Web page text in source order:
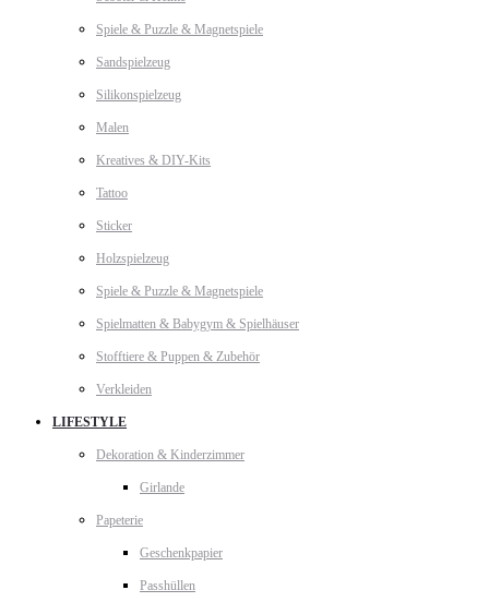
Spiele & Puzzle & Magnetspiele
Sandspielzeug
Silikonspielzeug
Malen
Kreatives & DIY-Kits
Tattoo
Sticker
Holzspielzeug
Spiele & Puzzle & Magnetspiele
Spielmatten & Babygym & Spielhäuser
Stofftiere & Puppen & Zubehör
Verkleiden
LIFESTYLE
Dekoration & Kinderzimmer
Girlande
Papeterie
Geschenkpapier
Passhüllen